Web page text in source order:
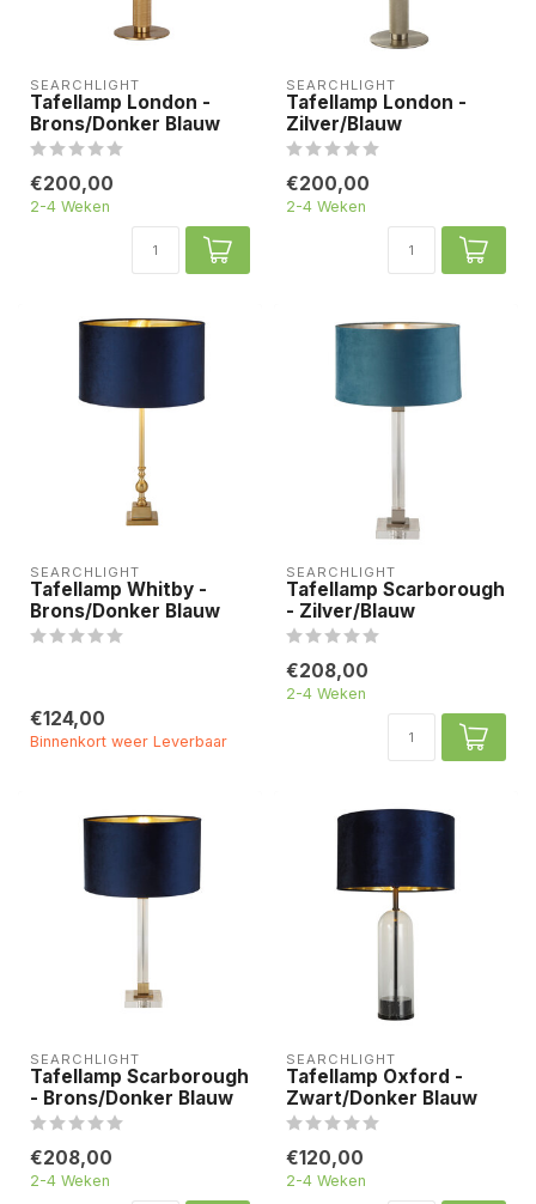
SEARCHLIGHT
Tafellamp London -
Brons/Donker Blauw
€200,00
2-4 Weken
SEARCHLIGHT
Tafellamp London -
Zilver/Blauw
€200,00
2-4 Weken
SEARCHLIGHT
Tafellamp Whitby -
Brons/Donker Blauw
€124,00
Binnenkort weer Leverbaar
SEARCHLIGHT
Tafellamp Scarborough
- Zilver/Blauw
€208,00
2-4 Weken
SEARCHLIGHT
Tafellamp Scarborough
- Brons/Donker Blauw
€208,00
2-4 Weken
SEARCHLIGHT
Tafellamp Oxford -
Zwart/Donker Blauw
€120,00
2-4 Weken